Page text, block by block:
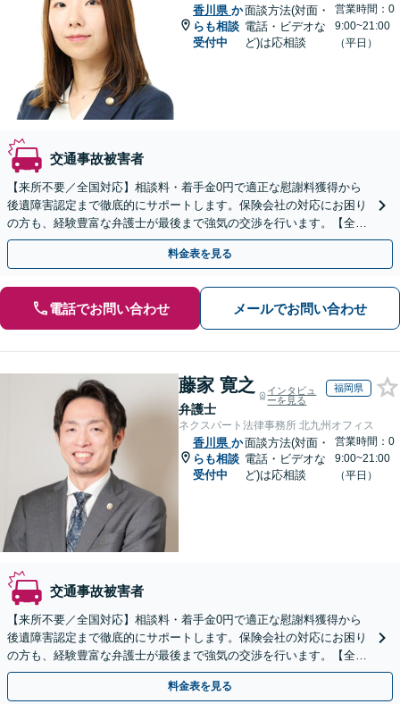
香川県 か
らも相談
受付中
面談方法(対面・
電話・ビデオな
ど)は応相談
営業時間：0
9:00~21:00
（平日）
交通事故被害者
【来所不要／全国対応】相談料・着手金0円で適正な慰謝料獲得から
後遺障害認定まで徹底的にサポートします。保険会社の対応にお困り
の方も、経験豊富な弁護士が最後まで強気の交渉を行います。【全国
13拠点】お気軽にご相談ください。
料金表を見る
電話でお問い合わせ メールでお問い合わせ
藤家 寛之
弁護士
インタビュ
ーを見る
福岡県
ネクスパート法律事務所 北九州オフィス
香川県 か
らも相談
受付中
面談方法(対面・
電話・ビデオな
ど)は応相談
営業時間：0
9:00~21:00
（平日）
交通事故被害者
【来所不要／全国対応】相談料・着手金0円で適正な慰謝料獲得から
後遺障害認定まで徹底的にサポートします。保険会社の対応にお困り
の方も、経験豊富な弁護士が最後まで強気の交渉を行います。【全国
13拠点】お気軽にご相談ください。
料金表を見る